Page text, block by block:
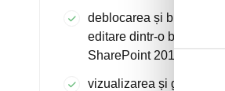
deblocarea și blocarea
editare dintr-o biblioteca
SharePoint 2016
vizualizarea și